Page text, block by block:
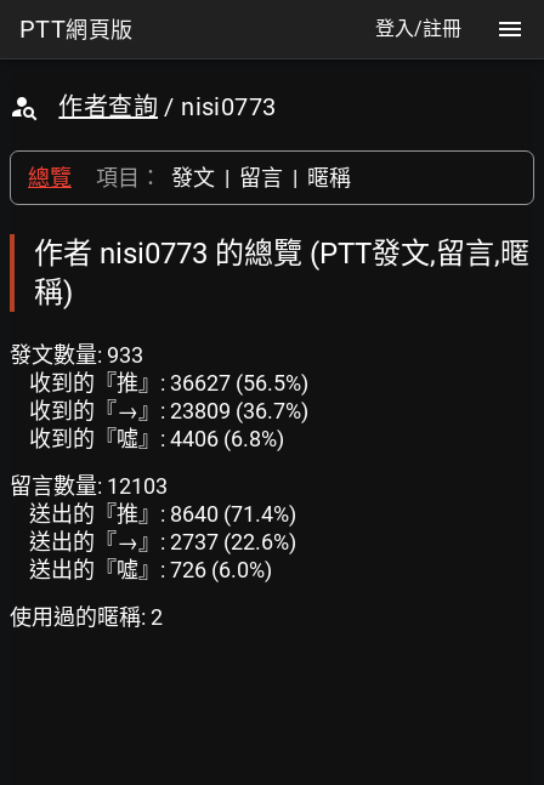
PTT網頁版 登入/註冊
作者查詢 / nisi0773
總覽 項目： 發文 | 留言 | 暱稱
作者 nisi0773 的總覽 (PTT發文,留言,暱
稱)
發文數量: 933
收到的『推』: 36627 (56.5%)
收到的『→』: 23809 (36.7%)
收到的『噓』: 4406 (6.8%)
留言數量: 12103
送出的『推』: 8640 (71.4%)
送出的『→』: 2737 (22.6%)
送出的『噓』: 726 (6.0%)
使用過的暱稱: 2